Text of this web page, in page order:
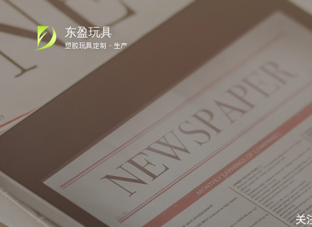
东盈玩具
塑胶玩具定制・生产
关